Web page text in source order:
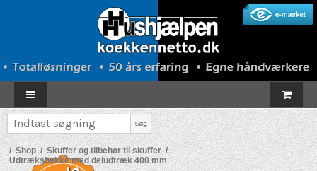
Søg
/ Shop / Skuffer og tilbehør til skuffer /
Udtræksbakke med deludtræk 400 mm